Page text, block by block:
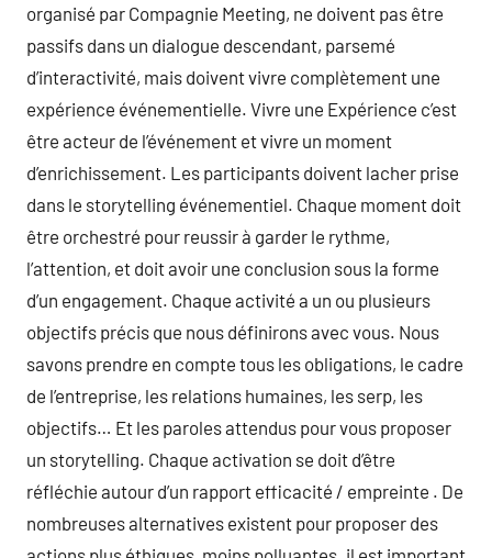
organisé par Compagnie Meeting, ne doivent pas être
passifs dans un dialogue descendant, parsemé
d’interactivité, mais doivent vivre complètement une
expérience événementielle. Vivre une Expérience c’est
être acteur de l’événement et vivre un moment
d’enrichissement. Les participants doivent lacher prise
dans le storytelling événementiel. Chaque moment doit
être orchestré pour reussir à garder le rythme,
l’attention, et doit avoir une conclusion sous la forme
d’un engagement. Chaque activité a un ou plusieurs
objectifs précis que nous définirons avec vous. Nous
savons prendre en compte tous les obligations, le cadre
de l’entreprise, les relations humaines, les serp, les
objectifs… Et les paroles attendus pour vous proposer
un storytelling. Chaque activation se doit d’être
réfléchie autour d’un rapport efficacité / empreinte . De
nombreuses alternatives existent pour proposer des